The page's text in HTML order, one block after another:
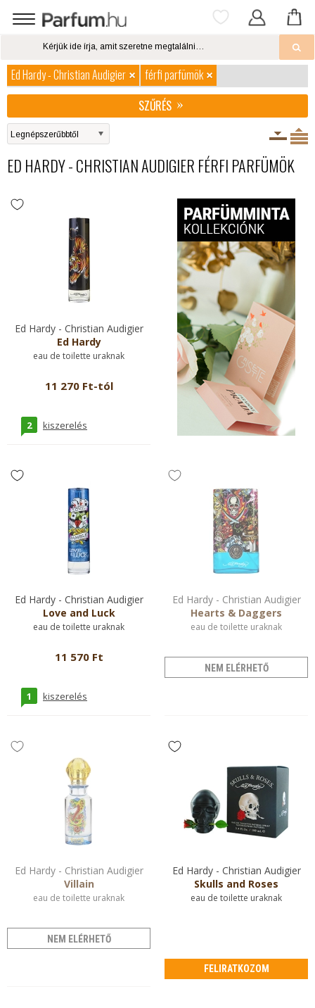
Ed Hardy - Christian Audigier
férfi parfümök
SZŰRÉS
ED HARDY - CHRISTIAN AUDIGIER FÉRFI PARFÜMÖK
Ed Hardy - Christian Audigier
Ed Hardy
eau de toilette uraknak
11 270 Ft-tól
2 kiszerelés
Ed Hardy - Christian Audigier
Love and Luck
eau de toilette uraknak
11 570 Ft
1 kiszerelés
Ed Hardy - Christian Audigier
Hearts & Daggers
eau de toilette uraknak
NEM ELÉRHETŐ
Ed Hardy - Christian Audigier
Villain
eau de toilette uraknak
NEM ELÉRHETŐ
Ed Hardy - Christian Audigier
Skulls and Roses
eau de toilette uraknak
FELIRATKOZOM